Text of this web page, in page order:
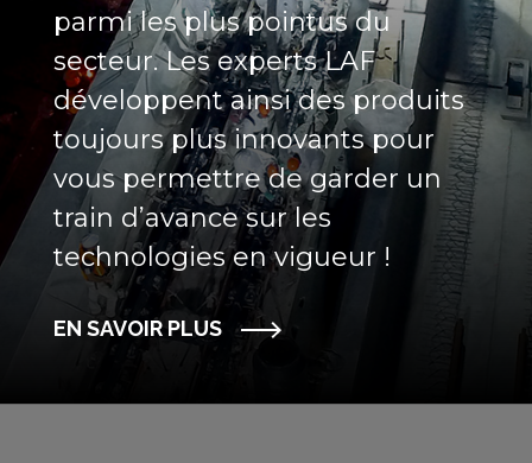
parmi les plus pointus du
secteur. Les experts LAF
développent ainsi des produits
toujours plus innovants pour
vous permettre de garder un
train d’avance sur les
technologies en vigueur !
EN SAVOIR PLUS